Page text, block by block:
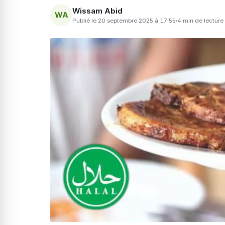
WA Wissam Abid
Publié le 20 septembre 2025 à 17:55 4 min de lecture